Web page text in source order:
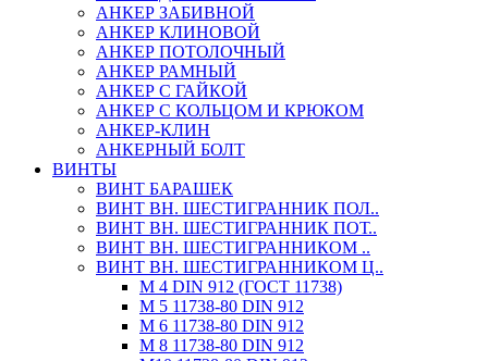
АНКЕР ЗАБИВНОЙ
АНКЕР КЛИНОВОЙ
АНКЕР ПОТОЛОЧНЫЙ
АНКЕР РАМНЫЙ
АНКЕР С ГАЙКОЙ
АНКЕР С КОЛЬЦОМ И КРЮКОМ
АНКЕР-КЛИН
АНКЕРНЫЙ БОЛТ
ВИНТЫ
ВИНТ БАРАШЕК
ВИНТ ВН. ШЕСТИГРАННИК ПОЛ..
ВИНТ ВН. ШЕСТИГРАННИК ПОТ..
ВИНТ ВН. ШЕСТИГРАННИКОМ ..
ВИНТ ВН. ШЕСТИГРАННИКОМ Ц..
М 4 DIN 912 (ГОСТ 11738)
М 5 11738-80 DIN 912
М 6 11738-80 DIN 912
М 8 11738-80 DIN 912